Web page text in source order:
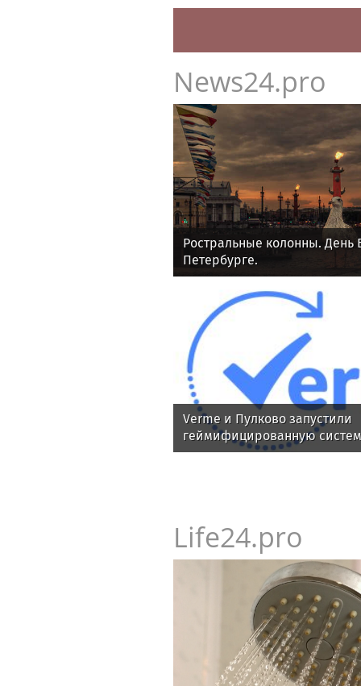
News24.pro
Ростральные колонны. День
Петербурге.
Verme и Пулково запустили
геймифицированную
студентов
Life24.pro